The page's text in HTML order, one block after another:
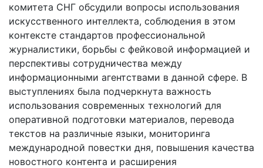
комитета СНГ обсудили вопросы использования
искусственного интеллекта, соблюдения в этом
контексте стандартов профессиональной
журналистики, борьбы с фейковой информацией и
перспективы сотрудничества между
информационными агентствами в данной сфере. В
выступлениях была подчеркнута важность
использования современных технологий для
оперативной подготовки материалов, перевода
текстов на различные языки, мониторинга
международной повестки дня, повышения качества
новостного контента и расширения